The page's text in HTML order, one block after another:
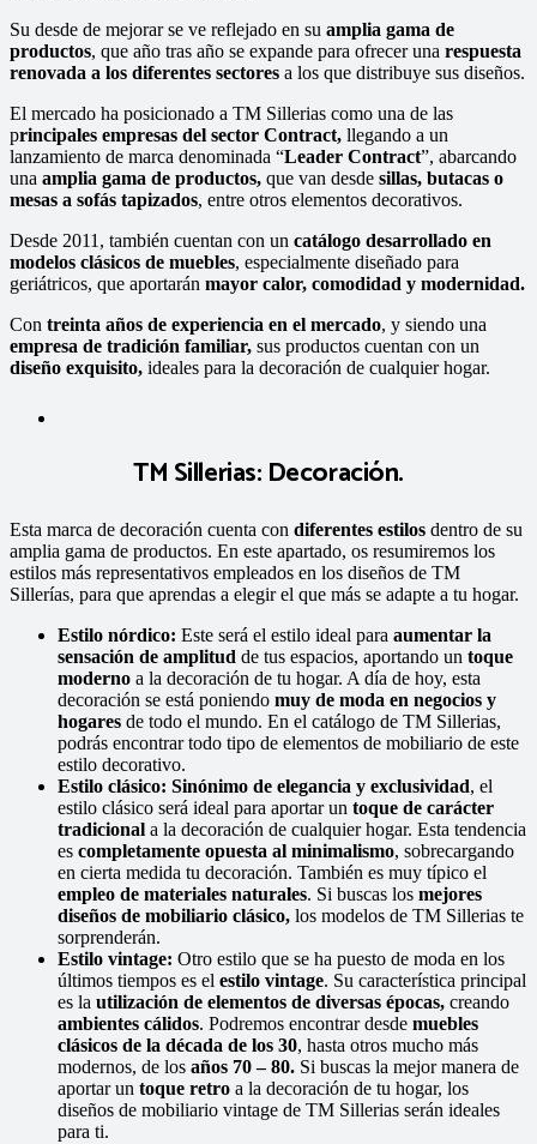
Su desde de mejorar se ve reflejado en su amplia gama de
productos, que año tras año se expande para ofrecer una respuesta
renovada a los diferentes sectores a los que distribuye sus diseños.
El mercado ha posicionado a TM Sillerias como una de las
principales empresas del sector Contract, llegando a un
lanzamiento de marca denominada “Leader Contract”, abarcando
una amplia gama de productos, que van desde sillas, butacas o
mesas a sofás tapizados, entre otros elementos decorativos.
Desde 2011, también cuentan con un catálogo desarrollado en
modelos clásicos de muebles, especialmente diseñado para
geriátricos, que aportarán mayor calor, comodidad y modernidad.
Con treinta años de experiencia en el mercado, y siendo una
empresa de tradición familiar, sus productos cuentan con un
diseño exquisito, ideales para la decoración de cualquier hogar.
TM Sillerias: Decoración.
Esta marca de decoración cuenta con diferentes estilos dentro de su
amplia gama de productos. En este apartado, os resumiremos los
estilos más representativos empleados en los diseños de TM
Sillerías, para que aprendas a elegir el que más se adapte a tu hogar.
Estilo nórdico: Este será el estilo ideal para aumentar la
sensación de amplitud de tus espacios, aportando un toque
moderno a la decoración de tu hogar. A día de hoy, esta
decoración se está poniendo muy de moda en negocios y
hogares de todo el mundo. En el catálogo de TM Sillerias,
podrás encontrar todo tipo de elementos de mobiliario de este
estilo decorativo.
Estilo clásico: Sinónimo de elegancia y exclusividad, el
estilo clásico será ideal para aportar un toque de carácter
tradicional a la decoración de cualquier hogar. Esta tendencia
es completamente opuesta al minimalismo, sobrecargando
en cierta medida tu decoración. También es muy típico el
empleo de materiales naturales. Si buscas los mejores
diseños de mobiliario clásico, los modelos de TM Sillerias te
sorprenderán.
Estilo vintage: Otro estilo que se ha puesto de moda en los
últimos tiempos es el estilo vintage. Su característica principal
es la utilización de elementos de diversas épocas, creando
ambientes cálidos. Podremos encontrar desde muebles
clásicos de la década de los 30, hasta otros mucho más
modernos, de los años 70 – 80. Si buscas la mejor manera de
aportar un toque retro a la decoración de tu hogar, los
diseños de mobiliario vintage de TM Sillerias serán ideales
para ti.